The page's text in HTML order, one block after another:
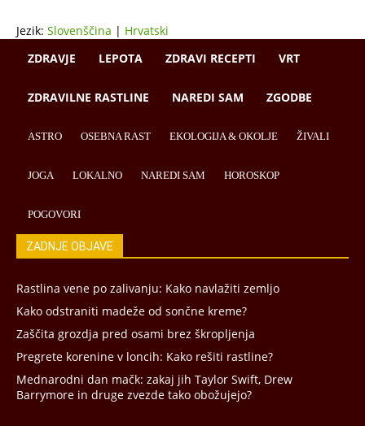
Jezik: Slovenščina | Hrvatski
ZDRAVJE
LEPOTA ZDRAVI RECEPTI VRT
ZDRAVILNE RASTLINE NAREDI SAM ZGODBE
ASTRO OSEBNA RAST EKOLOGIJA & OKOLJE ŽIVALI
JOGA LOKALNO NAREDI SAM HOROSKOP
POGOVORI
ZADNJE OBJAVE
Rastlina vene po zalivanju: Kako navlažiti zemljo
Kako odstraniti madeže od sončne kreme?
Zaščita grozdja pred osami brez škropljenja
Pregrete korenine v loncih: Kako rešiti rastline?
Mednarodni dan mačk: zakaj jih Taylor Swift, Drew
Barrymore in druge zvezde tako obožujejo?